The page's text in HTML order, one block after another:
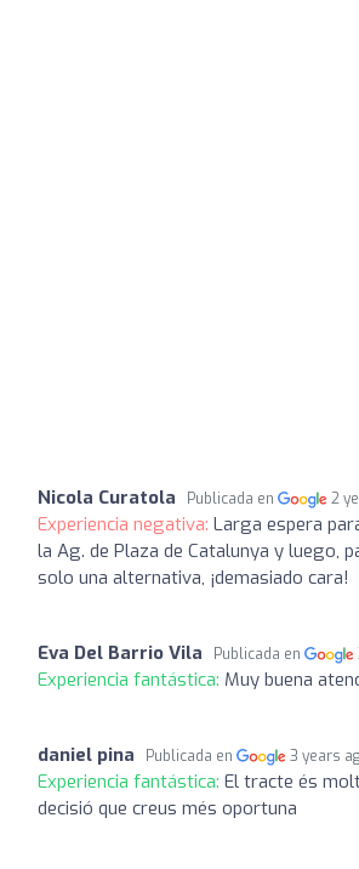
Nicola Curatola Publicada en 2
Experiencia negativa: Larga espera
la Ag. de Plaza de Catalunya y luego,
solo una alternativa, ¡demasiado cara!
Eva Del Barrio Vila Publicada en
Experiencia fantástica: Muy buena
daniel pina Publicada en 3 years
Experiencia fantástica: El tracte és
decisió que creus més oportuna